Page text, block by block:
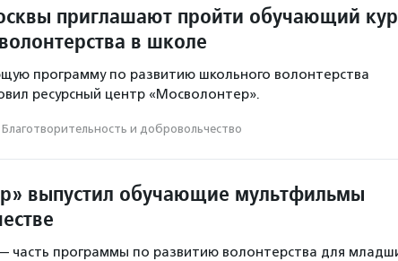
приглашают пройти обучающий
в школе
программу по развитию школьного волонтерства
ресурсный центр «Мосволонтер».
Благотвори­тель­ность и доброволь­чест­во
выпустил обучающие мультфильмы
часть программы по развитию волонтерства для